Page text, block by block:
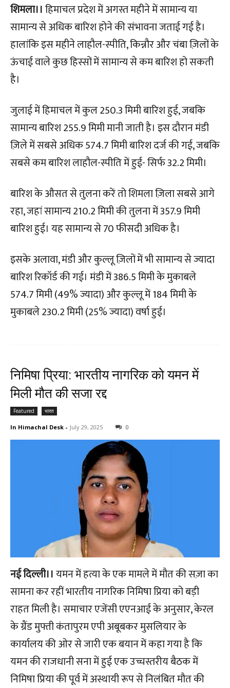
शिमला।।हिमाचल प्रदेश में अगस्त महीने में सामान्य या
सामान्य से अधिक बारिश होने की संभावना जताई गई है।
हालांकि इस महीने लाहौल-स्पीति, किन्नौर और चंबा ज़िलों के
ऊंचाई वाले कुछ हिस्सों में सामान्य से कम बारिश हो सकती
है।
जुलाई में हिमाचल में कुल 250.3 मिमी बारिश हुई, जबकि
सामान्य बारिश 255.9 मिमी मानी जाती है। इस दौरान मंडी
ज़िले में सबसे अधिक 574.7 मिमी बारिश दर्ज की गई, जबकि
सबसे कम बारिश लाहौल-स्पीति में हुई- सिर्फ 32.2 मिमी।
बारिश के औसत से तुलना करें तो शिमला ज़िला सबसे आगे
रहा, जहां सामान्य 210.2 मिमी की तुलना में 357.9 मिमी
बारिश हुई। यह सामान्य से 70 फीसदी अधिक है।
इसके अलावा, मंडी और कुल्लू ज़िलों में भी सामान्य से ज्यादा
बारिश रिकॉर्ड की गई। मंडी में 386.5 मिमी के मुकाबले
574.7 मिमी (49% ज्यादा) और कुल्लू में 184 मिमी के
मुकाबले 230.2 मिमी (25% ज्यादा) वर्षा हुई।
निमिषा प्रिया: भारतीय नागरिक को यमन में
मिली मौत की सजा रद्द
Featured भारत
In Himachal Desk - July 29, 2025 0
नई दिल्ली।।यमन में हत्या के एक मामले में मौत की सज़ा का
सामना कर रहीं भारतीय नागरिक निमिषा प्रिया को बड़ी
राहत मिली है। समाचार एजेंसी एएनआई के अनुसार, केरल
के ग्रैंड मुफ्ती कंतापुरम एपी अबूबकर मुसलियार के
कार्यालय की ओर से जारी एक बयान में कहा गया है कि
यमन की राजधानी सना में हुई एक उच्चस्तरीय बैठक में
निमिषा प्रिया की पूर्व में अस्थायी रूप से निलंबित मौत की